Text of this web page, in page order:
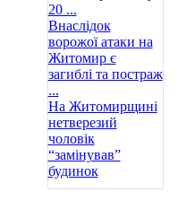
20 ...
Внаслідок
ворожої атаки на
Житомир є
загиблі та постраж
...
На Житомирщині
нетверезий
чоловік
“замінував”
будинок